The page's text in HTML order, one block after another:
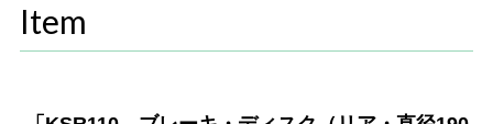
Item